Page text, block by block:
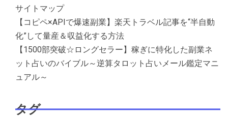
サイトマップ
【コピペ×APIで爆速副業】楽天トラベル記事を“半自動
化”して量産＆収益化する方法
【1500部突破☆ロングセラー】稼ぎに特化した副業ネ
ット占いのバイブル～逆算タロット占いメール鑑定マニ
ュアル～
タグ